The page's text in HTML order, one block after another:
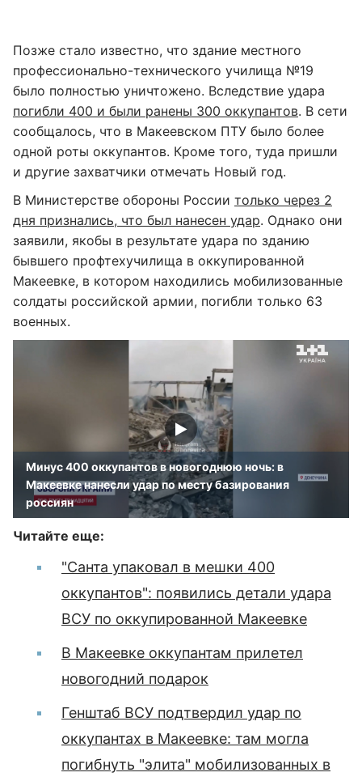
Позже стало известно, что здание местного
профессионально-технического училища №19
было полностью уничтожено. Вследствие удара
погибли 400 и были ранены 300 оккупантов. В сети
сообщалось, что в Макеевском ПТУ было более
одной роты оккупантов. Кроме того, туда пришли
и другие захватчики отмечать Новый год.
В Министерстве обороны России только через 2
дня признались, что был нанесен удар. Однако они
заявили, якобы в результате удара по зданию
бывшего профтехучилища в оккупированной
Макеевке, в котором находились мобилизованные
солдаты российской армии, погибли только 63
военных.
Минус 400 оккупантов в новогоднюю ночь: в
Макеевке нанесли удар по месту базирования
россиян
Читайте еще:
"Санта упаковал в мешки 400
оккупантов": появились детали удара
ВСУ по оккупированной Макеевке
В Макеевке оккупантам прилетел
новогодний подарок
Генштаб ВСУ подтвердил удар по
оккупантах в Макеевке: там могла
погибнуть "элита" мобилизованных в